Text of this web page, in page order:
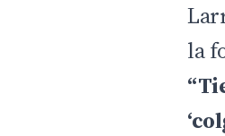
la